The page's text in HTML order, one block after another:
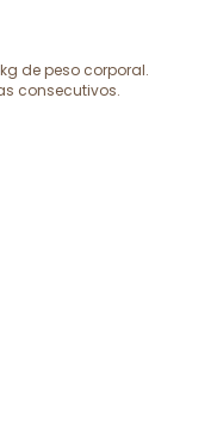
de peso corporal.
consecutivos.